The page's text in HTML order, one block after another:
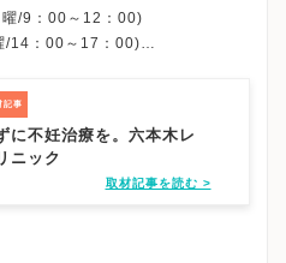
/9：00～12：00)
/14：00～17：00)
②19:30まで ③12:00まで
記事
に不妊治療を。六本木レ
ニック
取材記事を読む >